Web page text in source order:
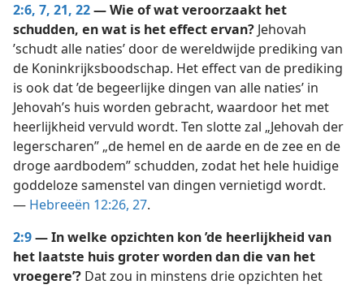
2:6, 7, 21, 22— Wie of wat veroorzaakt het
schudden, en wat is het effect ervan? Jehovah
’schudt alle naties’ door de wereldwijde prediking van
de Koninkrijksboodschap. Het effect van de prediking
is ook dat ’de begeerlijke dingen van alle naties’ in
Jehovah’s huis worden gebracht, waardoor het met
heerlijkheid vervuld wordt. Ten slotte zal „Jehovah der
legerscharen” „de hemel en de aarde en de zee en de
droge aardbodem” schudden, zodat het hele huidige
goddeloze samenstel van dingen vernietigd wordt.
— Hebreeën 12:26, 27.
2:9— In welke opzichten kon ’de heerlijkheid van
het laatste huis groter worden dan die van het
vroegere’? Dat zou in minstens drie opzichten het